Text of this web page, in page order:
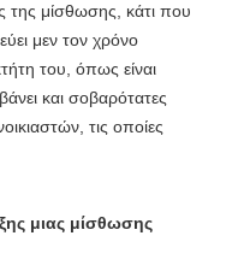
της μίσθωσης, κάτι που
μεν τον χρόνο
του, όπως είναι
και σοβαρότατες
τις οποίες
μιας μίσθωσης